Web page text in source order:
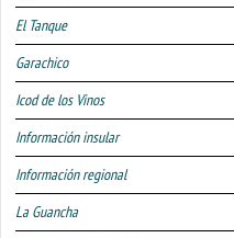
El Tanque
Garachico
Icod de los Vinos
Información insular
Información regional
La Guancha